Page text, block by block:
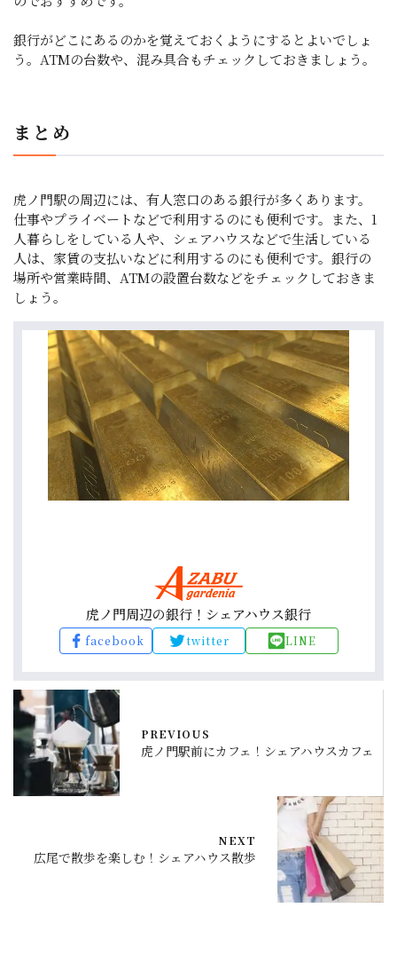
銀行がどこにあるのかを覚えておくようにするとよいでしょ
う。ATMの台数や、混み具合もチェックしておきましょう。
まとめ
虎ノ門駅の周辺には、有人窓口のある銀行が多くあります。
仕事やプライベートなどで利用するのにも便利です。また、1
人暮らしをしている人や、シェアハウスなどで生活している
人は、家賃の支払いなどに利用するのにも便利です。銀行の
場所や営業時間、ATMの設置台数などをチェックしておきま
しょう。
虎ノ門周辺の銀行！シェアハウス銀行
facebook twitter LINE
PREVIOUS
虎ノ門駅前にカフェ！シェアハウスカフェ
NEXT
広尾で散歩を楽しむ！シェアハウス散歩